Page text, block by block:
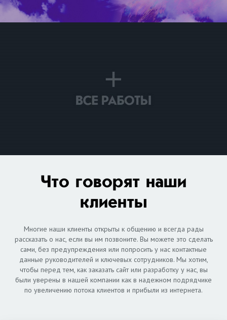
Что говорят наши
клиенты
Многие наши клиенты открыты к общению и всегда рады
рассказать о нас, если вы им позвоните. Вы можете это сделать
сами, без предупреждения или попросить у нас контактные
данные руководителей и ключевых сотрудников. Мы хотим,
чтобы перед тем, как заказать сайт или разработку у нас, вы
были уверены в нашей компании как в надежном подрядчике
по увеличению потока клиентов и прибыли из интернета.